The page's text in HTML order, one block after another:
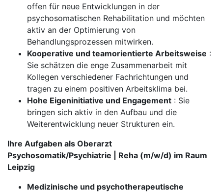
offen für neue Entwicklungen in der
psychosomatischen Rehabilitation und möchten
aktiv an der Optimierung von
Behandlungsprozessen mitwirken.
Kooperative und teamorientierte Arbeitsweise :
Sie schätzen die enge Zusammenarbeit mit
Kollegen verschiedener Fachrichtungen und
tragen zu einem positiven Arbeitsklima bei.
Hohe Eigeninitiative und Engagement : Sie
bringen sich aktiv in den Aufbau und die
Weiterentwicklung neuer Strukturen ein.
Ihre Aufgaben als Oberarzt
Psychosomatik/Psychiatrie | Reha (m/w/d) im Raum
Leipzig
Medizinische und psychotherapeutische